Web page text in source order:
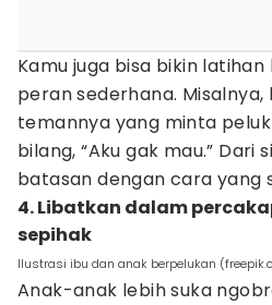
Kamu juga bisa bikin
peran sederhana.
temannya yang minta
bilang, “Aku gak mau.” Dari
batasan dengan cara yang
4. Libatkan dalam
sepihak
Ilustrasi ibu dan anak berpelukan
Anak-anak lebih suka